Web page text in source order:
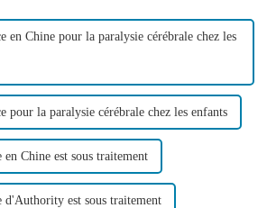
en Chine pour la paralysie cérébrale chez les
pour la paralysie cérébrale chez les enfants
Chine est sous traitement
d'Authority est sous traitement